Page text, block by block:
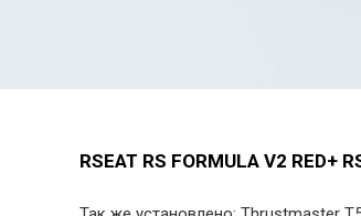
RSEAT RS FORMULA V2